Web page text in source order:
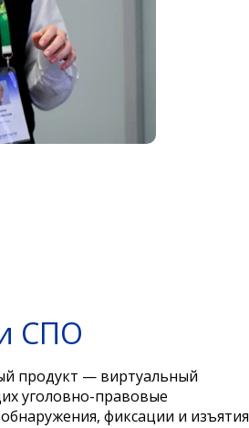
СПО
продукт — виртуальный
уголовно-правовые
фиксации и изъятия